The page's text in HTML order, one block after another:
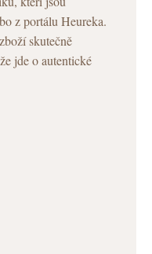
z portálu Heureka.
skutečně
jde o autentické